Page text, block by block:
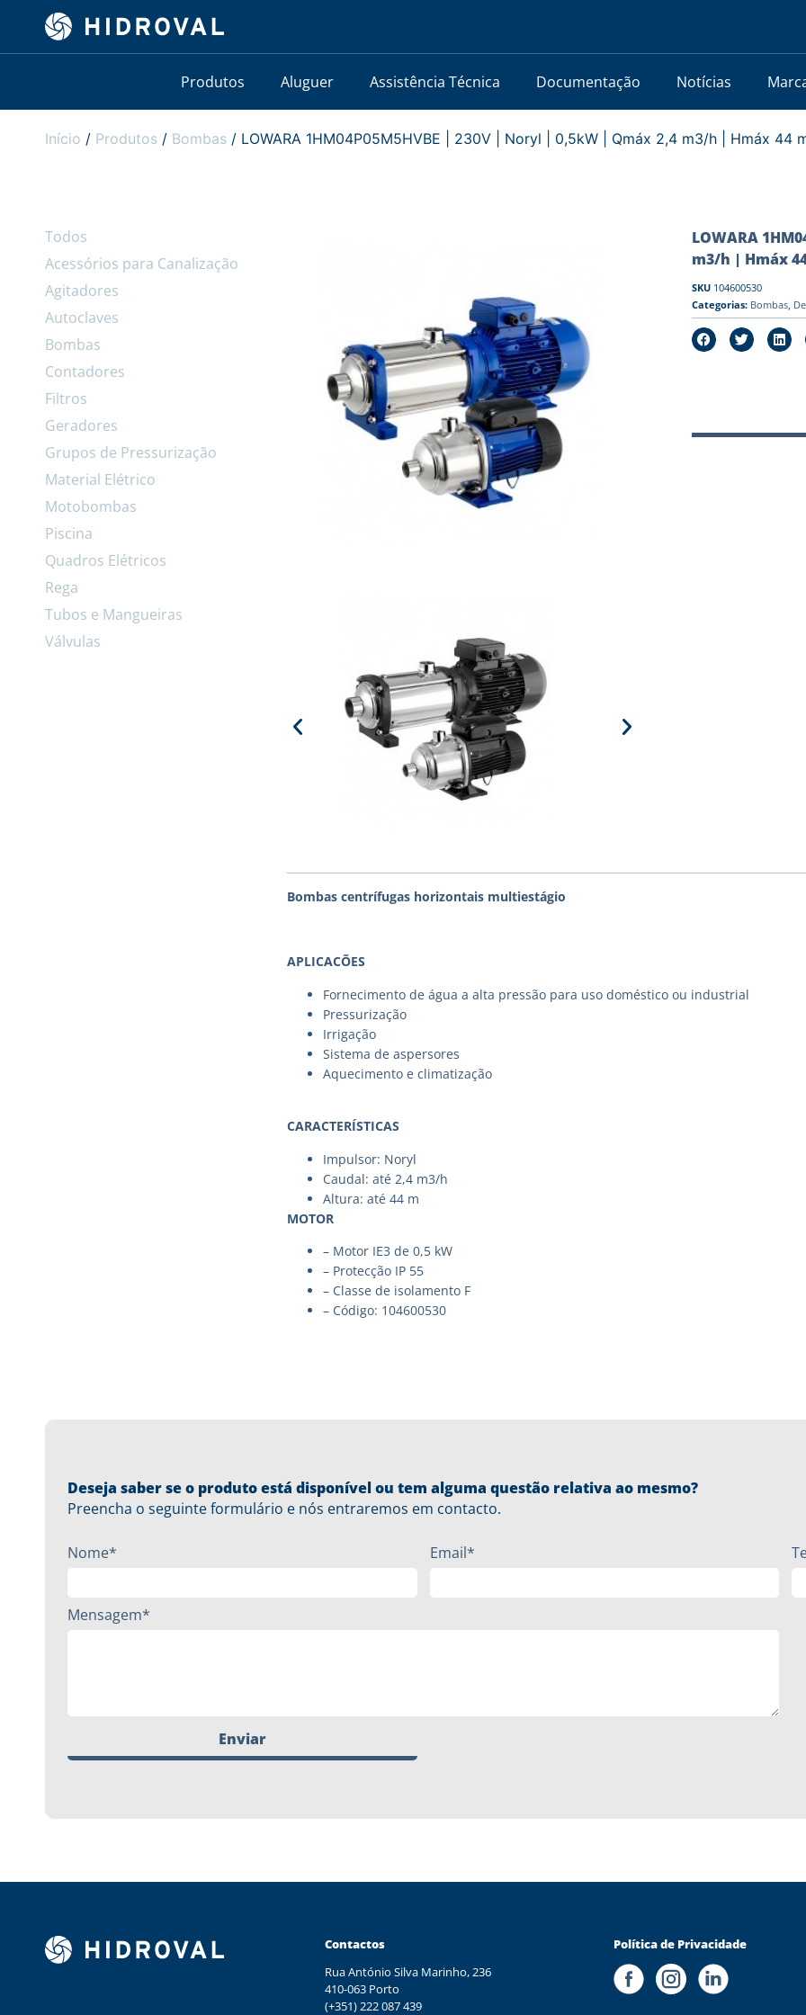
Produtos Aluguer Assistência Técnica Documentação Notícias
Início / Produtos / Bombas / LOWARA 1HM04P05M5HVBE | 230V | Noryl | 0,5kW | Qmáx 2,4 m3/h | Hmáx 44
Todos
Acessórios para Canalização
Agitadores
Autoclaves
Bombas
Contadores
Filtros
Geradores
Grupos de Pressurização
Material Elétrico
Motobombas
Piscina
Quadros Elétricos
Rega
Tubos e Mangueiras
Válvulas
LOWARA
m3/h | Hmáx
SKU 104600530
Categorias: Bombas,
Bombas centrífugas horizontais multiestágio
APLICACÕES
Fornecimento de água a alta pressão para uso doméstico ou industrial
Pressurização
Irrigação
Sistema de aspersores
Aquecimento e climatização
CARACTERÍSTICAS
Impulsor: Noryl
Caudal: até 2,4 m3/h
Altura: até 44 m
MOTOR
– Motor IE3 de 0,5 kW
– Protecção IP 55
– Classe de isolamento F
– Código: 104600530
Deseja saber se o produto está disponível ou tem alguma questão relativa ao mesmo?
Preencha o seguinte formulário e nós entraremos em contacto.
Nome* Email*
Mensagem*
Enviar
Contactos
Rua António Silva Marinho, 236
410-063 Porto
(+351) 222 087 439
Política de Privacidade